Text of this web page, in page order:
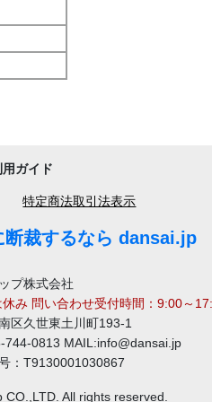
用ガイド
特定商法取引法表示
断裁するなら dansai.jp
プ株式会社
み 問い合わせ受付時間：9:00～
区久世東土川町193-1
0813 MAIL:info@dansai.jp
：T9130001030867
All rights reserved.